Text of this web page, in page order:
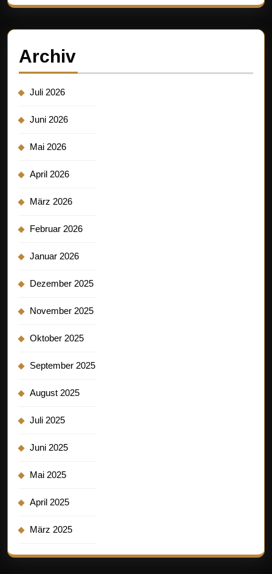
Archiv
Juli 2026
Juni 2026
Mai 2026
April 2026
März 2026
Februar 2026
Januar 2026
Dezember 2025
November 2025
Oktober 2025
September 2025
August 2025
Juli 2025
Juni 2025
Mai 2025
April 2025
März 2025